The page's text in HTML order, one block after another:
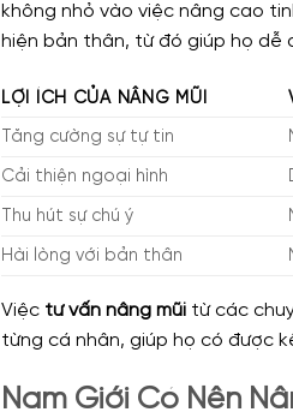
không nhỏ vào việc nâng cao
hiện bản thân, từ đó giúp họ dễ
LỢI ÍCH CỦA NÂNG MŨI
Tăng cường sự tự tin
Cải thiện ngoại hình
Thu hút sự chú ý
Hài lòng với bản thân
Việc tư vấn nâng mũi từ các
từng cá nhân, giúp họ có được
Nam Giới Có Nên